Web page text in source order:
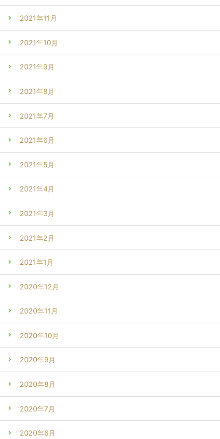
2021年11月
2021年10月
2021年9月
2021年8月
2021年7月
2021年6月
2021年5月
2021年4月
2021年3月
2021年2月
2021年1月
2020年12月
2020年11月
2020年10月
2020年9月
2020年8月
2020年7月
2020年6月